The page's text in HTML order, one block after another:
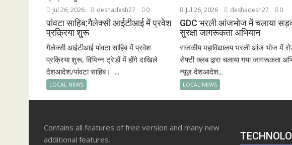
Jul 26, 2026 deshadesh27 0
पांवटा साहिब:गैलेक्सी आईटीआई में प्रवेश
प्रक्रिया शुरू
गैलेक्सी आईटीआई पांवटा साहिब में प्रवेश
प्रक्रिया शुरू, विभिन्न ट्रेडों में होंगे दाखिले
देशआदेश/पांवटा साहिब। ...
LOCAL NEWS
Jul 26, 2026 deshadesh27 0
GDC भरली आंजभोज में चलाया
सुरक्षा जागरूकता अभियान
राजकीय महाविद्यालय भरली आंज भोज में
सेफ्टी क्लब द्वारा चलाया गया जागरूकता
न्यूज़ देशआदेश...
LOCAL NEWS
Contains all features of free version and many new
additional features.